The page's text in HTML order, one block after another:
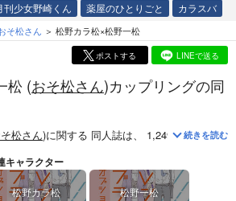
刊少女野崎くん 薬屋のひとりごと カラスバ
そ松さん 松野カラ松×松野一松
ポストする LINEで送る
松 (おそ松さん)カップリングの同
松さん)に関する 同人誌は、 1,249 件お取り扱
続きを読む
キャラクター
松野カラ松 松野一松